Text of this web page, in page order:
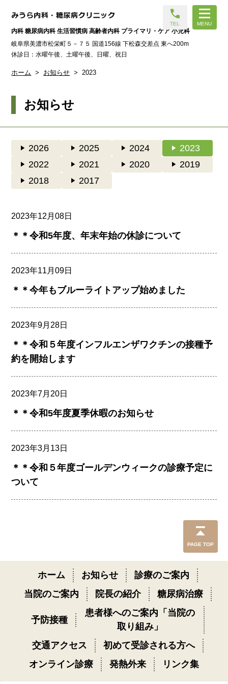
内科 糖尿病内科 生活習慣病 高齢者内科 プライマリ・ケア 小児科
call
TEL MENU
岐阜県美濃市松栄町５－７５ 国道156線 下松森交差点 東へ200m
休診日：水曜午後、土曜午後、日曜、祝日
ホーム お知らせ 2023
お知らせ
play_arrow 2026 play_arrow 2025 play_arrow 2024 play_arrow 2023
play_arrow 2022 play_arrow 2021 play_arrow 2020 play_arrow 2019
play_arrow 2018 play_arrow 2017
2023年12月08日
＊＊令和5年度、年末年始の休診について
2023年11月09日
＊＊今年もブルーライトアップ始めました
2023年9月28日
＊＊令和５年度インフルエンザワクチンの接種予
約を開始します
2023年7月20日
＊＊令和5年度夏季休暇のお知らせ
2023年3月13日
＊＊令和５年度ゴールデンウィークの診療予定に
ついて
ホーム お知らせ
診療のご案内
当院のご案内
院長の紹介 糖尿病治療
予防接種
患者様へのご案内「当院の
取り組み」
交通アクセス
初めて受診される方へ
オンライン診療
発熱外来 リンク集
PAGE TOP